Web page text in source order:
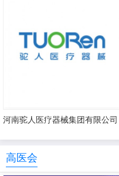
河南驼人医疗器械集团有限公司
高医会